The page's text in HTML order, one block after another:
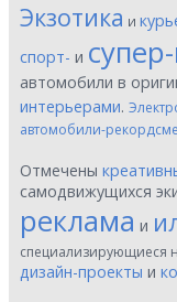
Экзотика и
спорт- и
автомобили в
интерьерами.
автомобили-
Отмечены
самодвижущихся
реклама и
специализирующиеся
дизайн-проекты и